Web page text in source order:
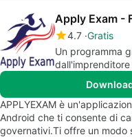
Apply Exam -
4.7 Gratis
Un programma
dall'imprenditore
APPLYEXAM è
Android che ti consente di
governativi.Ti offre un modo